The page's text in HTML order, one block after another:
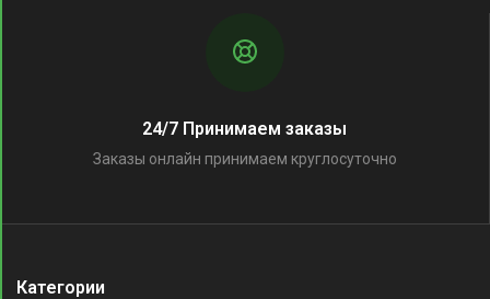
24/7 Принимаем заказы
Заказы онлайн принимаем круглосуточно
Категории